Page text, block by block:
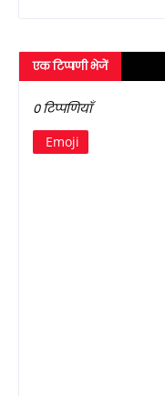
एक टिप्पणी भेजें
0 टिप्पणियाँ
Emoji